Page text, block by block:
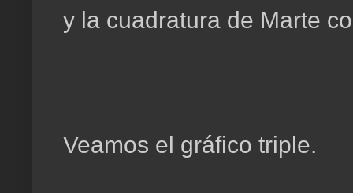
y la cuadratura de Marte
Veamos el gráfico triple.